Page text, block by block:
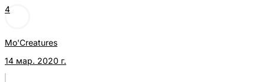
4
Mo'Creatures
14 мар. 2020 г.